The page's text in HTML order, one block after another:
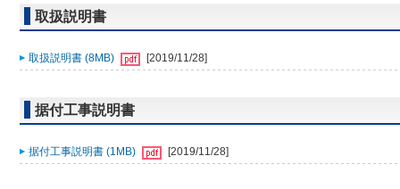
取扱説明書
取扱説明書 (8MB) [2019/11/28]
据付工事説明書
据付工事説明書 (1MB) [2019/11/28]